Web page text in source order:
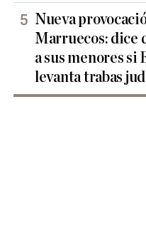
Nueva
Marruecos: dice
a sus menores si
levanta trabas